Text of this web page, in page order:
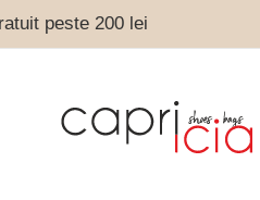
peste 200 lei